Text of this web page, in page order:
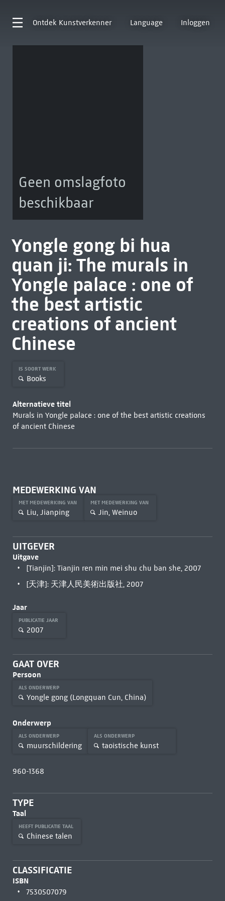
Ontdek Kunstverkenner Language Inloggen
Geen omslagfoto
beschikbaar
Yongle gong bi hua
quan ji: The murals in
Yongle palace : one of
the best artistic
creations of ancient
Chinese
IS SOORT WERK
Books
Alternatieve titel
Murals in Yongle palace : one of the best artistic creations
of ancient Chinese
MEDEWERKING VAN
MET MEDEWERKING VAN
Liu, Jianping
MET MEDEWERKING VAN
Jin, Weinuo
UITGEVER
Uitgave
[Tianjin]: Tianjin ren min mei shu chu ban she, 2007
[天津]: 天津人民美術出版社, 2007
Jaar
PUBLICATIE JAAR
2007
GAAT OVER
Persoon
ALS ONDERWERP
Yongle gong (Longquan Cun, China)
Onderwerp
ALS ONDERWERP
muurschildering
ALS ONDERWERP
taoistische kunst
960-1368
TYPE
Taal
HEEFT PUBLICATIE TAAL
Chinese talen
CLASSIFICATIE
ISBN
7530507079